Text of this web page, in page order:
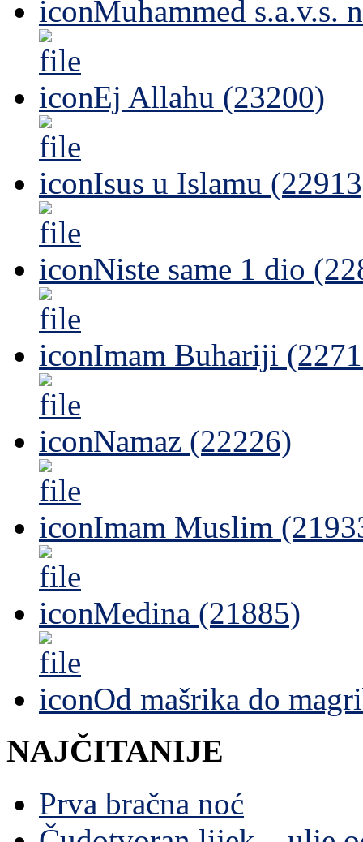
Muhammed s.a.v.s.
Ej Allahu (23200)
Isus u Islamu
Niste same 1 dio
Imam Buhariji
Namaz (22226)
Imam Muslim
Medina (21885)
Od mašrika do
NAJČITANIJE
Prva bračna noć